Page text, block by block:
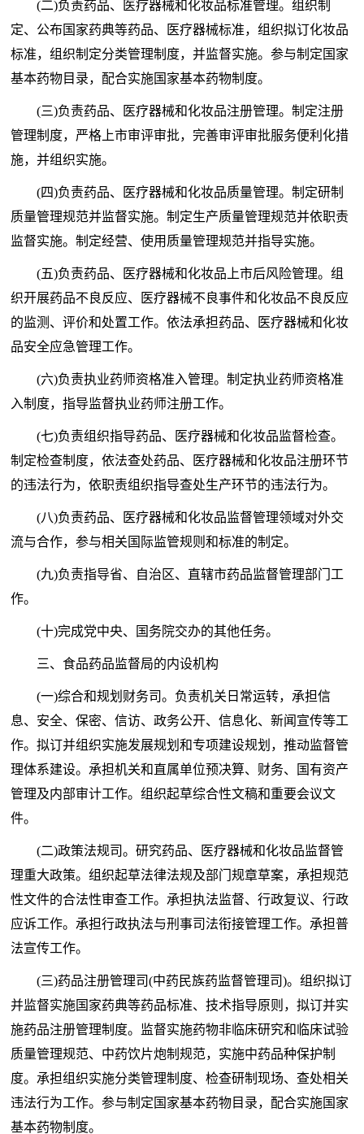
(二)负责药品、医疗器械和化妆品标准管理。组织制
定、公布国家药典等药品、医疗器械标准，组织拟订化妆品
标准，组织制定分类管理制度，并监督实施。参与制定国家
基本药物目录，配合实施国家基本药物制度。
(三)负责药品、医疗器械和化妆品注册管理。制定注册
管理制度，严格上市审评审批，完善审评审批服务便利化措
施，并组织实施。
(四)负责药品、医疗器械和化妆品质量管理。制定研制
质量管理规范并监督实施。制定生产质量管理规范并依职责
监督实施。制定经营、使用质量管理规范并指导实施。
(五)负责药品、医疗器械和化妆品上市后风险管理。组
织开展药品不良反应、医疗器械不良事件和化妆品不良反应
的监测、评价和处置工作。依法承担药品、医疗器械和化妆
品安全应急管理工作。
(六)负责执业药师资格准入管理。制定执业药师资格准
入制度，指导监督执业药师注册工作。
(七)负责组织指导药品、医疗器械和化妆品监督检查。
制定检查制度，依法查处药品、医疗器械和化妆品注册环节
的违法行为，依职责组织指导查处生产环节的违法行为。
(八)负责药品、医疗器械和化妆品监督管理领域对外交
流与合作，参与相关国际监管规则和标准的制定。
(九)负责指导省、自治区、直辖市药品监督管理部门工
作。
(十)完成党中央、国务院交办的其他任务。
三、食品药品监督局的内设机构
(一)综合和规划财务司。负责机关日常运转，承担信
息、安全、保密、信访、政务公开、信息化、新闻宣传等工
作。拟订并组织实施发展规划和专项建设规划，推动监督管
理体系建设。承担机关和直属单位预决算、财务、国有资产
管理及内部审计工作。组织起草综合性文稿和重要会议文
件。
(二)政策法规司。研究药品、医疗器械和化妆品监督管
理重大政策。组织起草法律法规及部门规章草案，承担规范
性文件的合法性审查工作。承担执法监督、行政复议、行政
应诉工作。承担行政执法与刑事司法衔接管理工作。承担普
法宣传工作。
(三)药品注册管理司(中药民族药监督管理司)。组织拟订
并监督实施国家药典等药品标准、技术指导原则，拟订并实
施药品注册管理制度。监督实施药物非临床研究和临床试验
质量管理规范、中药饮片炮制规范，实施中药品种保护制
度。承担组织实施分类管理制度、检查研制现场、查处相关
违法行为工作。参与制定国家基本药物目录，配合实施国家
基本药物制度。